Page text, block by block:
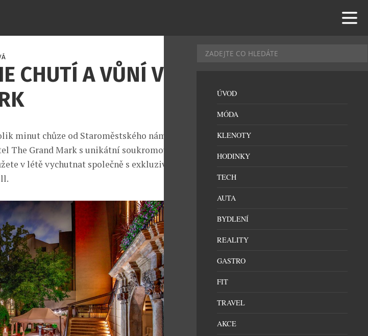
CHUTÍ A VŮNÍ V
minut chůze od Staroměstského náměstí,
The Grand Mark s unikátní soukromou
v létě vychutnat společně s exkluzivními
ÚVOD
MÓDA
KLENOTY
HODINKY
TECH
AUTA
BYDLENÍ
REALITY
GASTRO
FIT
TRAVEL
AKCE